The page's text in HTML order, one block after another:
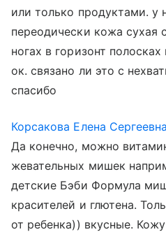
или только продуктами. у
переодически кожа сухая
ногах в горизонт
ок. связано ли это с
спасибо
Корсакова Елена Сергеевна
Да конечно, можно
жевательных мишек
детские Бэби Формула
красителей и глютена.
от ребенка)) вкусные.